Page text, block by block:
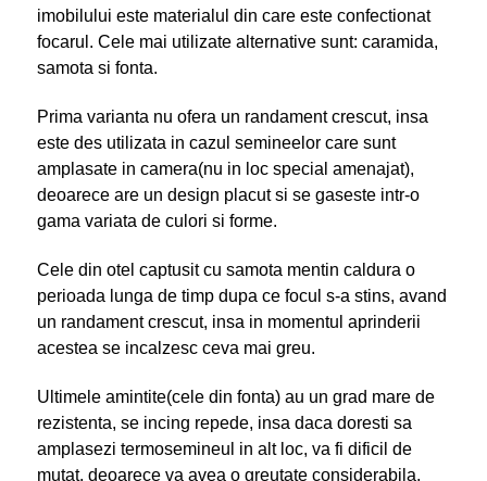
imobilului este materialul din care este confectionat
focarul. Cele mai utilizate alternative sunt: caramida,
samota si fonta.
Prima varianta nu ofera un randament crescut, insa
este des utilizata in cazul semineelor care sunt
amplasate in camera(nu in loc special amenajat),
deoarece are un design placut si se gaseste intr-o
gama variata de culori si forme.
Cele din otel captusit cu samota mentin caldura o
perioada lunga de timp dupa ce focul s-a stins, avand
un randament crescut, insa in momentul aprinderii
acestea se incalzesc ceva mai greu.
Ultimele amintite(cele din fonta) au un grad mare de
rezistenta, se incing repede, insa daca doresti sa
amplasezi termosemineul in alt loc, va fi dificil de
mutat, deoarece va avea o greutate considerabila.